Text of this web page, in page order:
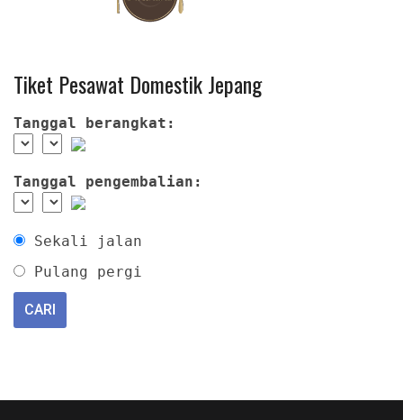
Tiket Pesawat Domestik Jepang
Tanggal berangkat:
Tanggal pengembalian:
Sekali jalan
Pulang pergi